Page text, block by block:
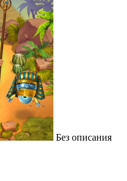
Без описания